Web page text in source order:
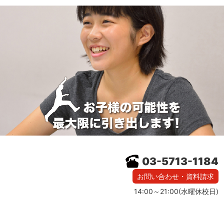
03-5713-1184
お問い合わせ・資料請求
14:00～21:00(水曜休校日)